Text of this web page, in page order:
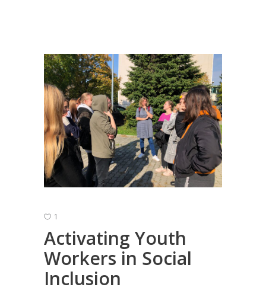
1
Activating Youth
Workers in Social
Inclusion